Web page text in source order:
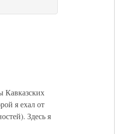
Кавказских
я ехал от
Здесь я